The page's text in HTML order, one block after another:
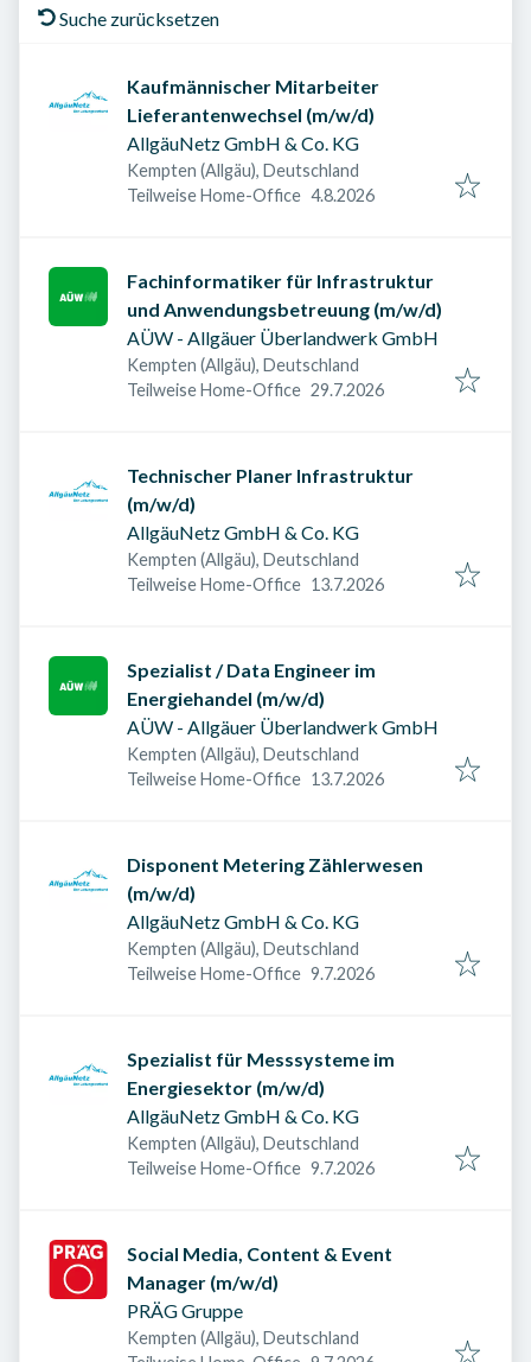
Suche zurücksetzen
Kaufmännischer Mitarbeiter
Lieferantenwechsel (m/w/d)
AllgäuNetz GmbH & Co. KG
Kempten (Allgäu), Deutschland
Teilweise Home-Office Veröffentlicht am
4.8.2026
Fachinformatiker für Infrastruktur
und Anwendungsbetreuung (m/w/d)
AÜW - Allgäuer Überlandwerk GmbH
Kempten (Allgäu), Deutschland
Teilweise Home-Office Veröffentlicht am
29.7.2026
Technischer Planer Infrastruktur
(m/w/d)
AllgäuNetz GmbH & Co. KG
Kempten (Allgäu), Deutschland
Teilweise Home-Office Veröffentlicht am
13.7.2026
Spezialist / Data Engineer im
Energiehandel (m/w/d)
AÜW - Allgäuer Überlandwerk GmbH
Kempten (Allgäu), Deutschland
Teilweise Home-Office Veröffentlicht am
13.7.2026
Disponent Metering Zählerwesen
(m/w/d)
AllgäuNetz GmbH & Co. KG
Kempten (Allgäu), Deutschland
Teilweise Home-Office Veröffentlicht am
9.7.2026
Spezialist für Messsysteme im
Energiesektor (m/w/d)
AllgäuNetz GmbH & Co. KG
Kempten (Allgäu), Deutschland
Teilweise Home-Office Veröffentlicht am
9.7.2026
Social Media, Content & Event
Manager (m/w/d)
PRÄG Gruppe
Kempten (Allgäu), Deutschland